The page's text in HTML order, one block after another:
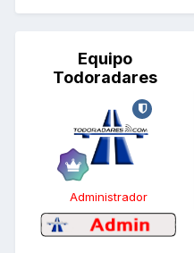
Equipo
Todoradares
Administrador